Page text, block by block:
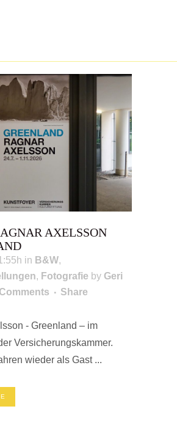
AXELSSON
in B&W,
, Fotografie by Geri
Share
- Greenland – im
Versicherungskammer.
wieder als Gast ...